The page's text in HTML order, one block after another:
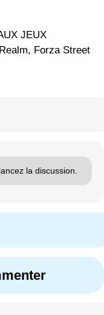
JEUX
Forza Street
la discussion.